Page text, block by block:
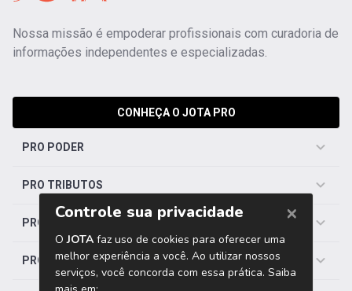
Nossa missão é empoderar profissionais com curadoria de
informações independentes e especializadas.
CONHEÇA O JOTA PRO
PRO PODER
PRO TRIBUTOS
PRO TRABALHISTA
PRO SAÚDE